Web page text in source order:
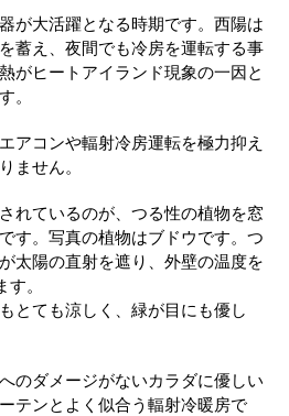
が大活躍となる時期です。西陽は
蓄え、夜間でも冷房を運転する事
がヒートアイランド現象の一因と
。
アコンや輻射冷房運転を極力抑え
ません。
れているのが、つる性の植物を窓
す。写真の植物はブドウです。つ
太陽の直射を遮り、外壁の温度を
。
とても涼しく、緑が目にも優し
のダメージがないカラダに優しい
テンとよく似合う輻射冷暖房で